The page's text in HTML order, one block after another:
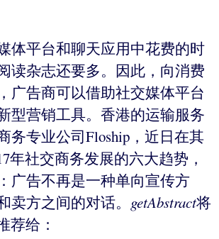
体平台和聊天应用中花费的时
读杂志还要多。因此，向消费
广告商可以借助社交媒体平台
型营销工具。香港的运输服务
务专业公司Floship，近日在其
年社交商务发展的六大趋势，
广告不再是一种单向宣传方
卖方之间的对话。 getAbstract将
荐给：